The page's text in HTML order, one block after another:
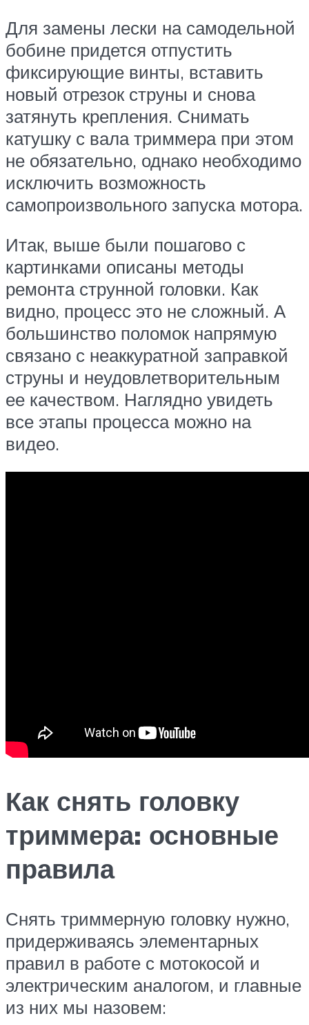
Для замены лески на самодельной
бобине придется отпустить
фиксирующие винты, вставить
новый отрезок струны и снова
затянуть крепления. Снимать
катушку с вала триммера при этом
не обязательно, однако необходимо
исключить возможность
самопроизвольного запуска мотора.
Итак, выше были пошагово с
картинками описаны методы
ремонта струнной головки. Как
видно, процесс это не сложный. А
большинство поломок напрямую
связано с неаккуратной заправкой
струны и неудовлетворительным
ее качеством. Наглядно увидеть
все этапы процесса можно на
видео.
Как снять головку
триммера: основные
правила
Снять триммерную головку нужно,
придерживаясь элементарных
правил в работе с мотокосой и
электрическим аналогом, и главные
из них мы назовем: